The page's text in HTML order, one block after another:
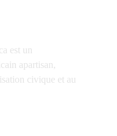
est un
apartisan,
civique et au